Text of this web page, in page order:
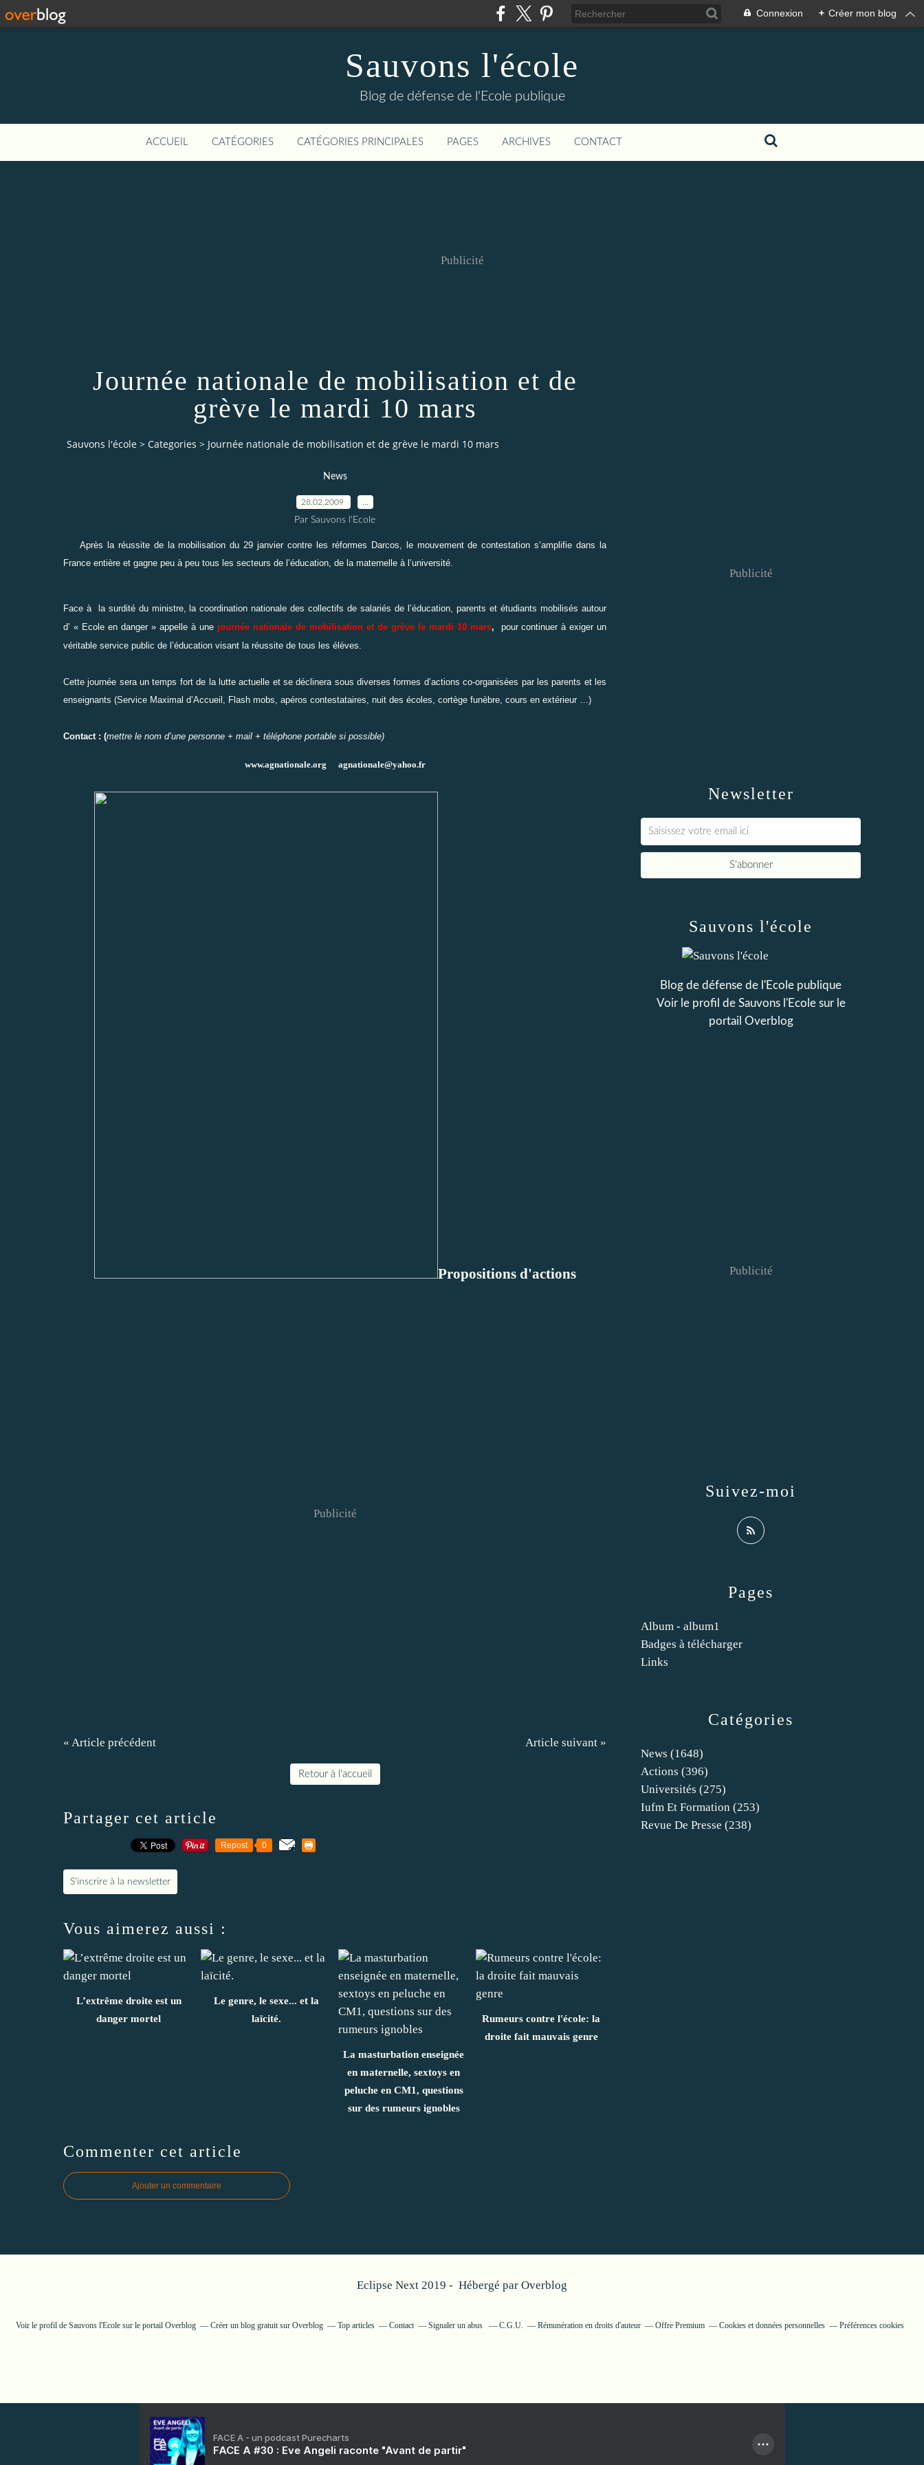
Connexion + Créer mon blog
Sauvons l'école
Blog de défense de l'Ecole publique
ACCUEIL CATÉGORIES CATÉGORIES PRINCIPALES PAGES ARCHIVES CONTACT
Publicité
Journée nationale de mobilisation et de
grève le mardi 10 mars
Sauvons l'école > Categories > Journée nationale de mobilisation et de grève le mardi 10 mars
News
28.02.2009
Par Sauvons l'Ecole
Après la réussite de la mobilisation du 29 janvier contre les réformes Darcos, le mouvement de contestation s’amplifie dans la
France entière et gagne peu à peu tous les secteurs de l’éducation, de la maternelle à l’université.
Face à la surdité du ministre, la coordination nationale des collectifs de salariés de l’éducation, parents et étudiants mobilisés autour
d’ « Ecole en danger » appelle à une journée nationale de mobilisation et de grève le mardi 10 mars, pour continuer à exiger un
véritable service public de l’éducation visant la réussite de tous les élèves.
Cette journée sera un temps fort de la lutte actuelle et se déclinera sous diverses formes d’actions co-organisées par les parents et les
enseignants (Service Maximal d’Accueil, Flash mobs, apéros contestataires, nuit des écoles, cortège funèbre, cours en extérieur …)
Contact : (mettre le nom d’une personne + mail + téléphone portable si possible)
www.agnationale.org agnationale@yahoo.fr
Propositions d'actions
Publicité
« Article précédent Article suivant »
Retour à l'accueil
Partager cet article
Repost 0
S'inscrire à la newsletter
Vous aimerez aussi :
L’extrême droite est un
danger mortel
Le genre, le sexe... et la
laïcité.
La masturbation enseignée
en maternelle, sextoys en
peluche en CM1, questions
sur des rumeurs ignobles
Rumeurs contre l'école: la
droite fait mauvais genre
Commenter cet article
Ajouter un commentaire
Newsletter
Publicité
Catégories
News (1648)
Actions (396)
Universités (275)
Iufm Et Formation (253)
Revue De Presse (238)
Pages
Album - album1
Badges à télécharger
Links
Sauvons l'école
Blog de défense de l'Ecole publique
Voir le profil de Sauvons l'Ecolesur le
portail Overblog
Suivez-moi
Publicité
Eclipse Next 2019 - Hébergé par Overblog
Voir le profil de Sauvons l'Ecole sur le portail Overblog Créer un blog gratuit sur Overblog Top articles Contact Signaler un abus C.G.U. Rémunération en droits d'auteur Offre Premium Cookies et données personnelles Préférences cookies
FACE A - un podcast Purecharts
FACE A #30 : Eve Angeli raconte "Avant de partir"